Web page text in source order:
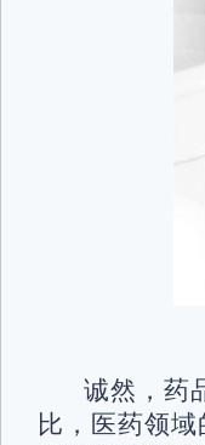
诚然，药
比，医药领